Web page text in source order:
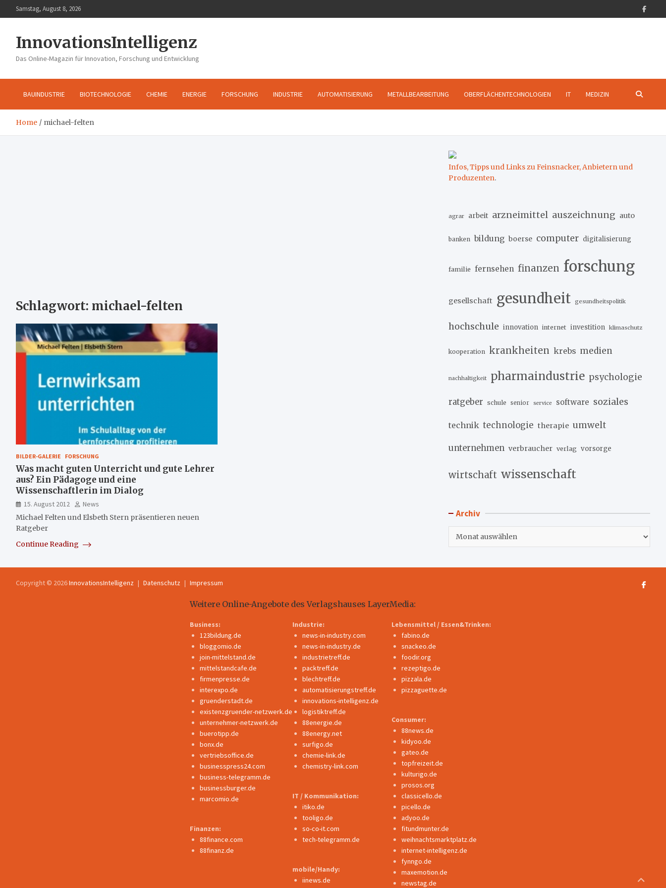
to
Samstag, August 8, 2026
InnovationsIntelligenz
Das Online-Magazin für Innovation, Forschung und Entwicklung
BAUINDUSTRIE BIOTECHNOLOGIE CHEMIE ENERGIE FORSCHUNG INDUSTRIE AUTOMATISIERUNG METALLBEARBEITUNG OBERFLÄCHENTECHNOLOGIEN IT MEDIZIN
Home michael-felten
Schlagwort: michael-felten
BILDER-GALERIE FORSCHUNG
Was macht guten Unterricht und gute Lehrer
aus? Ein Pädagoge und eine
Wissenschaftlerin im Dialog
15. August 2012
News
Michael Felten und Elsbeth Stern präsentieren neuen
Ratgeber
Continue Reading
Infos, Tipps und Links zu Feinsnacker, Anbietern und
Produzenten.
agrar arbeit arzneimittel auszeichnung auto
banken bildung boerse computer digitalisierung
familie fernsehen finanzen forschung
gesellschaft gesundheit gesundheitspolitik
hochschule innovation internet investition klimaschutz
kooperation krankheiten krebs medien
nachhaltigkeit pharmaindustrie psychologie
ratgeber schule senior service software soziales
technik technologie therapie umwelt
unternehmen verbraucher verlag vorsorge
wirtschaft wissenschaft
Archiv
Copyright © 2026InnovationsIntelligenz Datenschutz Impressum
Weitere Online-Angebote des Verlagshauses LayerMedia:
Business:
123bildung.de
bloggomio.de
join-mittelstand.de
mittelstandcafe.de
firmenpresse.de
interexpo.de
gruenderstadt.de
existenzgruender-netzwerk.de
unternehmer-netzwerk.de
buerotipp.de
bonx.de
vertriebsoffice.de
businesspress24.com
business-telegramm.de
businessburger.de
marcomio.de
Finanzen:
88finance.com
88finanz.de
Industrie:
news-in-industry.com
news-in-industry.de
industrietreff.de
packtreff.de
blechtreff.de
automatisierungstreff.de
innovations-intelligenz.de
logistiktreff.de
88energie.de
88energy.net
surfigo.de
chemie-link.de
chemistry-link.com
IT / Kommunikation:
itiko.de
tooligo.de
so-co-it.com
tech-telegramm.de
mobile/Handy:
iinews.de
Lebensmittel / Essen&Trinken:
fabino.de
snackeo.de
foodir.org
rezeptigo.de
pizzala.de
pizzaguette.de
Consumer:
88news.de
kidyoo.de
gateo.de
topfreizeit.de
kulturigo.de
prosos.org
classicello.de
picello.de
adyoo.de
fitundmunter.de
weihnachtsmarktplatz.de
internet-intelligenz.de
fynngo.de
maxemotion.de
newstag.de